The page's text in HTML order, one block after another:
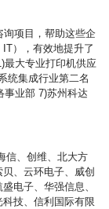
询项目，帮助这些企
），有效地提升了
最大专业打印机供应
统集成行业第二名
事业部 7)苏州科达
信、创维、北大方
、云环电子、威创
电子、华强信息、
技、信利国际有限